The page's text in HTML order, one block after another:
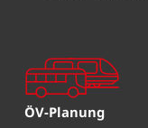
ÖV-Planung